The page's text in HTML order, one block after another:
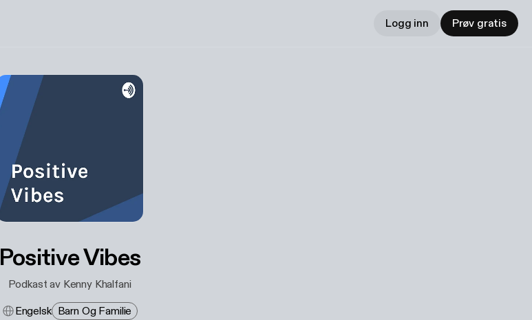
Logg inn Prøv gratis
Positive Vibes
Podkast av Kenny Khalfani
Engelsk Barn Og Familie